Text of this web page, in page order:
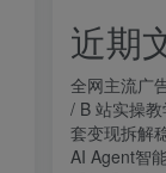
近期
全网主流广
/ B 站实操
套变现拆解
AI Agent智